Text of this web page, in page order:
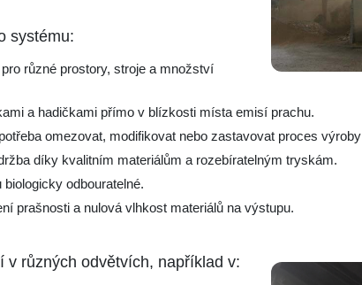
systému:
různé prostory, stroje a množství
a hadičkami přímo v blízkosti místa emisí prachu.
omezovat, modifikovat nebo zastavovat proces výroby
díky kvalitním materiálům a rozebíratelným tryskám.
odbouratelné.
prašnosti a nulová vlhkost materiálů na výstupu.
v různých odvětvích, například v: